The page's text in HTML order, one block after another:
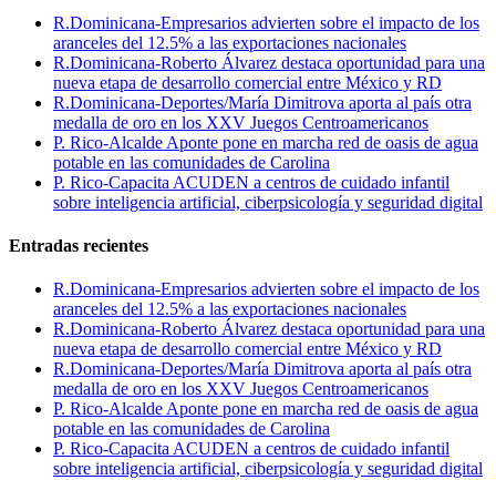
R.Dominicana-Empresarios advierten sobre el impacto de los
aranceles del 12.5% a las exportaciones nacionales
R.Dominicana-Roberto Álvarez destaca oportunidad para una
nueva etapa de desarrollo comercial entre México y RD
R.Dominicana-Deportes/María Dimitrova aporta al país otra
medalla de oro en los XXV Juegos Centroamericanos
P. Rico-Alcalde Aponte pone en marcha red de oasis de agua
potable en las comunidades de Carolina
P. Rico-Capacita ACUDEN a centros de cuidado infantil
sobre inteligencia artificial, ciberpsicología y seguridad digital
Entradas recientes
R.Dominicana-Empresarios advierten sobre el impacto de los
aranceles del 12.5% a las exportaciones nacionales
R.Dominicana-Roberto Álvarez destaca oportunidad para una
nueva etapa de desarrollo comercial entre México y RD
R.Dominicana-Deportes/María Dimitrova aporta al país otra
medalla de oro en los XXV Juegos Centroamericanos
P. Rico-Alcalde Aponte pone en marcha red de oasis de agua
potable en las comunidades de Carolina
P. Rico-Capacita ACUDEN a centros de cuidado infantil
sobre inteligencia artificial, ciberpsicología y seguridad digital